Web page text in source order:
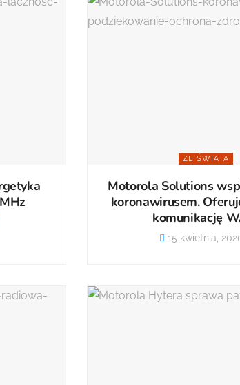
ZE ŚWIATA
Motorola Solutions
koronawirusem.
komunikację
15 kwietnia,